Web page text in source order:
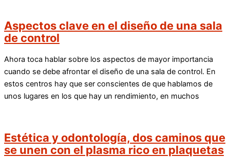
Aspectos clave en el diseño de una sala
de control
Ahora toca hablar sobre los aspectos de mayor importancia
cuando se debe afrontar el diseño de una sala de control. En
estos centros hay que ser conscientes de que hablamos de
unos lugares en los que hay un rendimiento, en muchos
Estética y odontología, dos caminos que
se unen con el plasma rico en plaquetas